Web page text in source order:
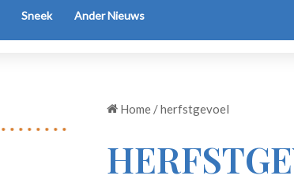
Sneek Ander Nieuws
Home /herfstgevoel